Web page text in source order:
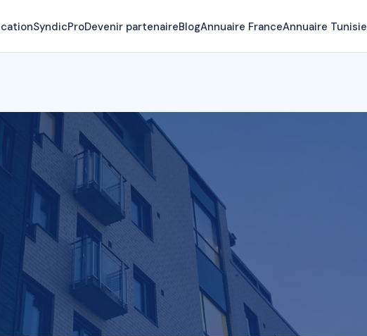
SyndicProDevenir partenaireBlogAnnuaire FranceAnnuaire Tunisie